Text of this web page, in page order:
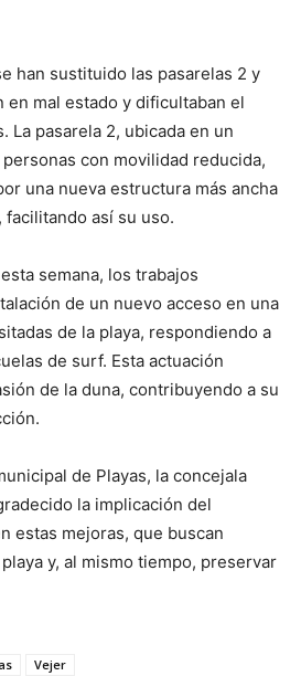
han sustituido las pasarelas 2 y
en mal estado y dificultaban el
La pasarela 2, ubicada en un
con movilidad reducida,
una nueva estructura más ancha
así su uso.
semana, los trabajos
de un nuevo acceso en una
de la playa, respondiendo a
de surf. Esta actuación
de la duna, contribuyendo a su
de Playas, la concejala
la implicación del
estas mejoras, que buscan
y, al mismo tiempo, preservar
Vejer